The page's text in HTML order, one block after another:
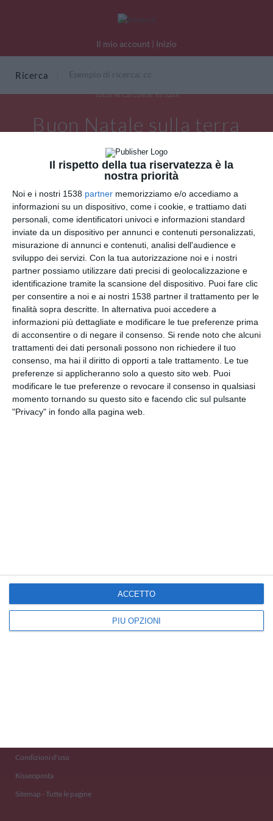
Il rispetto della tua riservatezza è la
nostra priorità
Noi e i nostri 1538 partner memorizziamo e/o accediamo a
informazioni su un dispositivo, come i cookie, e trattiamo dati
personali, come identificatori univoci e informazioni standard
inviate da un dispositivo per annunci e contenuti personalizzati,
misurazione di annunci e contenuti, analisi dell'audience e
sviluppo dei servizi. Con la tua autorizzazione noi e i nostri
partner possiamo utilizzare dati precisi di geolocalizzazione e
identificazione tramite la scansione del dispositivo. Puoi fare clic
per consentire a noi e ai nostri 1538 partner il trattamento per le
finalità sopra descritte. In alternativa puoi accedere a
informazioni più dettagliate e modificare le tue preferenze prima
di acconsentire o di negare il consenso. Si rende noto che alcuni
trattamenti dei dati personali possono non richiedere il tuo
consenso, ma hai il diritto di opporti a tale trattamento. Le tue
preferenze si applicheranno solo a questo sito web. Puoi
modificare le tue preferenze o revocare il consenso in qualsiasi
momento tornando su questo sito e facendo clic sul pulsante
"Privacy" in fondo alla pagina web.
PIÙ OPZIONI
ACCETTO
Il mio account | Inizio
Ricerca
Tutte le cartoline virtuali
Buon Natale sulla terra
INVIA QUESTA CARTOLINA
via Email(GRATUITO)
CONDIVIDI QUESTA
CARTOLINA
Facebook, Twitter, WhatsApp, ...
Kisseo©
Condizioni d'uso
Kisseoposta
Sitemap - Tutte le pagine